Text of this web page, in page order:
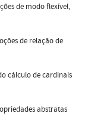
de modo flexível,
de relação de
cálculo de cardinais
abstratas